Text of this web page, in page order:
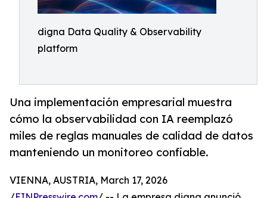
digna Data Quality & Observability
platform
Una implementación empresarial muestra
cómo la observabilidad con IA reemplazó
miles de reglas manuales de calidad de datos
manteniendo un monitoreo confiable.
VIENNA, AUSTRIA, March 17, 2026